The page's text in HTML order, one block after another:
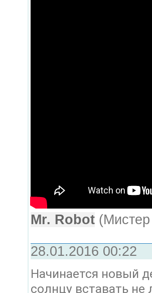
Mr. Robot
28.01.2016 00:22
Начинается новый
солнцу вставать не